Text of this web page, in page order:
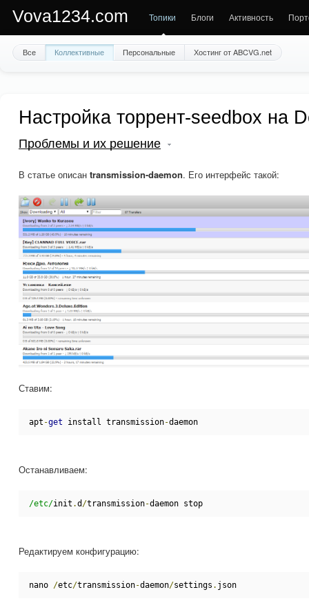
Vova1234.com Топики Блоги Активность
Все Коллективные Персональные Хостинг от ABCVG.net
Настройка торрент-seedbox на
Проблемы и их решение
В статье описан transmission-daemon. Его интерфейс такой:
Ставим:
apt -get install transmission-daemon
Останавливаем:
/etc/init .d /transmission-daemon stop
Редактируем конфигурацию:
nano /etc/transmission-daemon/settings . json